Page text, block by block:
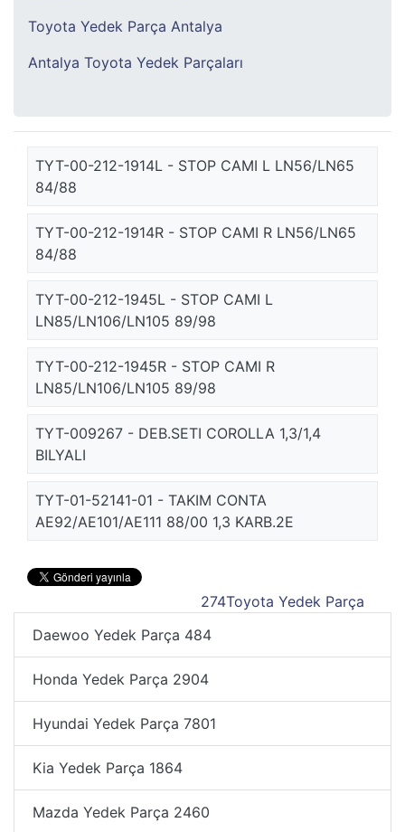
Toyota Yedek Parça Antalya
Antalya Toyota Yedek Parçaları
TYT-00-212-1914L - STOP CAMI L LN56/LN65
84/88
TYT-00-212-1914R - STOP CAMI R LN56/LN65
84/88
TYT-00-212-1945L - STOP CAMI L
LN85/LN106/LN105 89/98
TYT-00-212-1945R - STOP CAMI R
LN85/LN106/LN105 89/98
TYT-009267 - DEB.SETI COROLLA 1,3/1,4
BILYALI
TYT-01-52141-01 - TAKIM CONTA
AE92/AE101/AE111 88/00 1,3 KARB.2E
274Toyota Yedek Parça
Daewoo Yedek Parça 484
Honda Yedek Parça 2904
Hyundai Yedek Parça 7801
Kia Yedek Parça 1864
Mazda Yedek Parça 2460